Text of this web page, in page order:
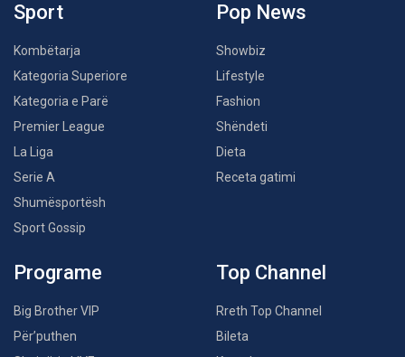
Sport
Kombëtarja
Kategoria Superiore
Kategoria e Parë
Premier League
La Liga
Serie A
Shumësportësh
Sport Gossip
Pop News
Showbiz
Lifestyle
Fashion
Shëndeti
Dieta
Receta gatimi
Programe
Big Brother VIP
Për’puthen
Top Channel
Rreth Top Channel
Bileta